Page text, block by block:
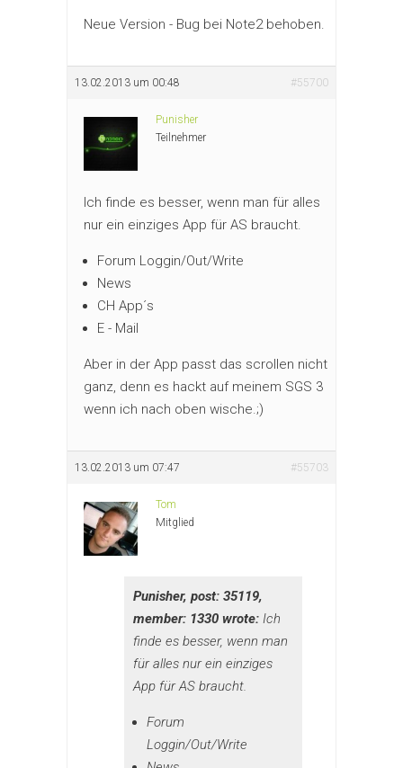
Neue Version - Bug bei Note2 behoben.
13.02.2013 um 00:48 #55700
Punisher
Teilnehmer
Ich finde es besser, wenn man für alles
nur ein einziges App für AS braucht.
Forum Loggin/Out/Write
News
CH App´s
E - Mail
Aber in der App passt das scrollen nicht
ganz, denn es hackt auf meinem SGS 3
wenn ich nach oben wische.;)
13.02.2013 um 07:47 #55703
Tom
Mitglied
Punisher, post: 35119,
member: 1330 wrote: Ich
finde es besser, wenn man
für alles nur ein einziges
App für AS braucht.
Forum
Loggin/Out/Write